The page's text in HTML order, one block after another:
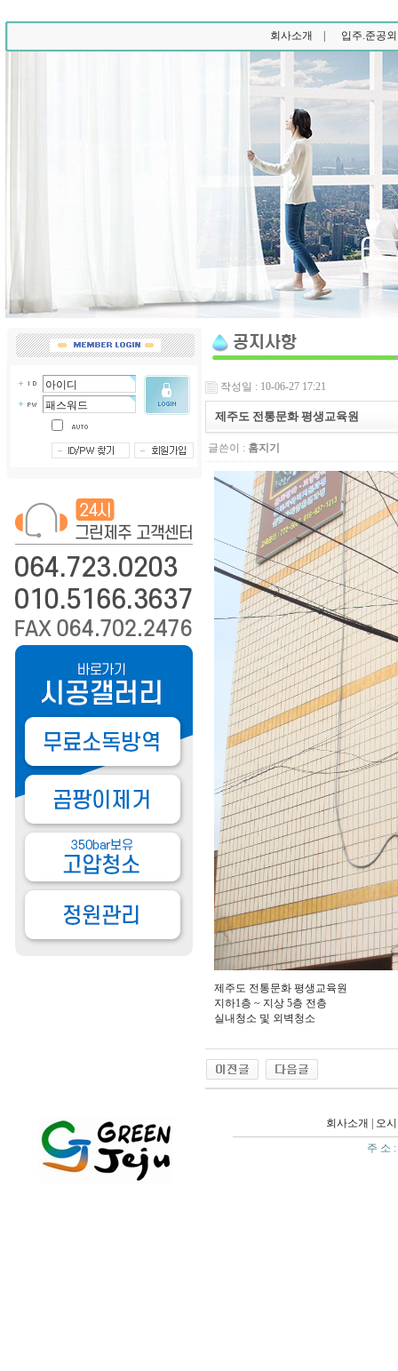
회사소개 | 입주.준공
작성일 : 10-06-27 17:21
제주도 전통문화 평생교육원
글쓴이 : 홈지기
제주도 전통문화 평생교육원
지하1층 ~ 지상 5층 전층
실내청소 및 외벽청소
회사소개
오
주 소